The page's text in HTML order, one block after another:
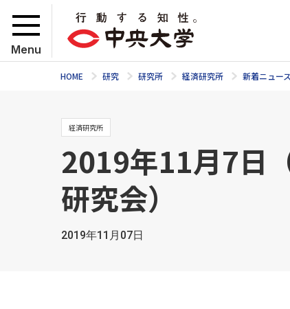
Menu
HOME 研究 研究所 経済研究所 新着ニュース
経済研究所
2019年11月7日
研究会）
2019年11月07日